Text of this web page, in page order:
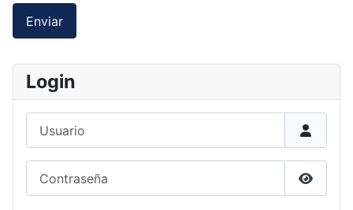
Enviar
Login